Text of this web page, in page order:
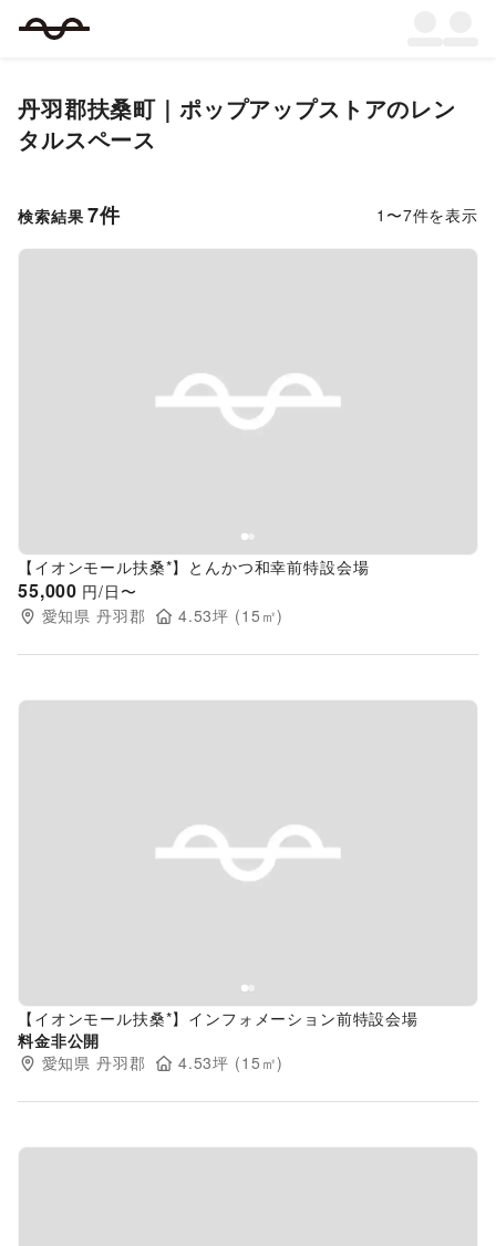
丹羽郡扶桑町 ｜ ポップアップストアのレン
タルスペース
検索結果 7件 1 〜7件を表示
Previous slide
【イオンモール扶桑*】とんかつ和幸前特設会場
55,000 円/日〜
愛知県 丹羽郡 4.53坪 (15 ㎡)
Previous slide
【イオンモール扶桑*】インフォメーション前特設会場
料金非公開
愛知県 丹羽郡 4.53坪 (15 ㎡)